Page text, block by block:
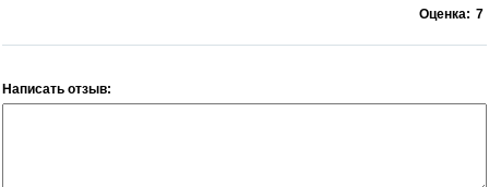
Оценка: 7
Написать отзыв: